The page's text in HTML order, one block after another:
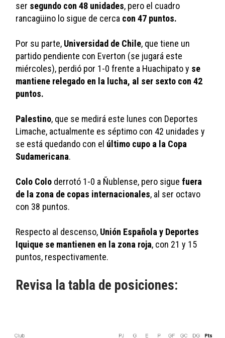
ser segundo con 48 unidades, pero el cuadro
rancagüino lo sigue de cerca con 47 puntos.
Por su parte, Universidad de Chile, que tiene un
partido pendiente con Everton (se jugará este
miércoles), perdió por 1-0 frente a Huachipato y se
mantiene relegado en la lucha, al ser sexto con 42
puntos.
Palestino, que se medirá este lunes con Deportes
Limache, actualmente es séptimo con 42 unidades y
se está quedando con el último cupo a la Copa
Sudamericana.
Colo Colo derrotó 1-0 a Ñublense, pero sigue fuera
de la zona de copas internacionales, al ser octavo
con 38 puntos.
Respecto al descenso, Unión Española y Deportes
Iquique se mantienen en la zona roja, con 21 y 15
puntos, respectivamente.
Revisa la tabla de posiciones: